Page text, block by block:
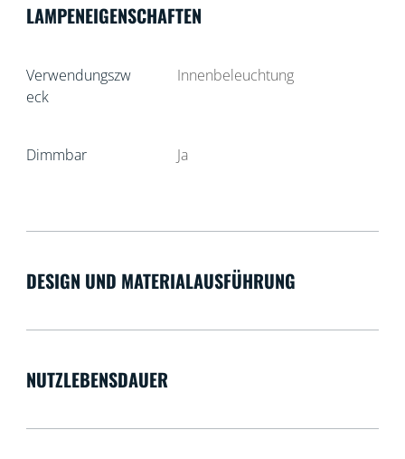
LAMPENEIGENSCHAFTEN
Verwendungszw
eck
Innenbeleuchtung
Dimmbar Ja
DESIGN UND MATERIALAUSFÜHRUNG
NUTZLEBENSDAUER